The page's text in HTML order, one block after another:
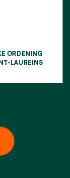
ORDENING
LAUREINS